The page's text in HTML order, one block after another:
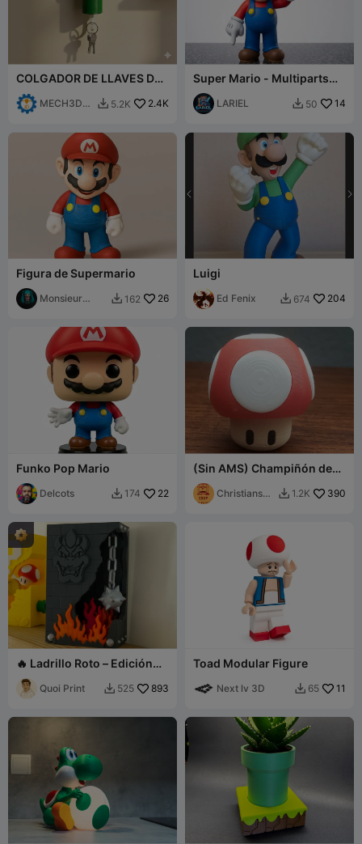
COLGADOR DE LLAVES DE
TUBO SUPER MARIO -
MARIOMECH3D
 5.2K 2.4K
Super Mario - Multiparts
24cm - NO CFS/AMS
LARIEL  50 14
Figura de Supermario
Monsieur
 162 26
Luigi
Ed Fenix  674 204
Funko Pop Mario
Delcots  174 22
(Sin AMS) Champiñón de
Impulso de Mario con
ClickerChristians3
 1.2K 390
🔥 Ladrillo Roto – Edición
Bowser (SIN CFS) 🔥
Quoi Print  525 893
Toad Modular Figure
Next lv 3D  65 11